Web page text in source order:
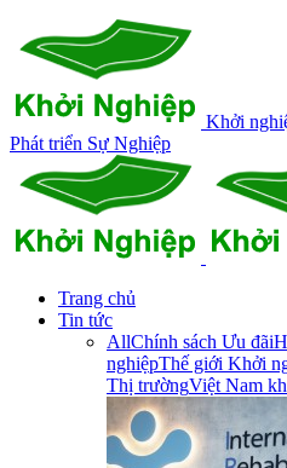
Khởi
Phát triển Sự Nghiệp
Trang chủ
Tin tức
AllChính sách Ưu đãi
nghiệpThế giới Khởi
Thị trườngViệt Nam